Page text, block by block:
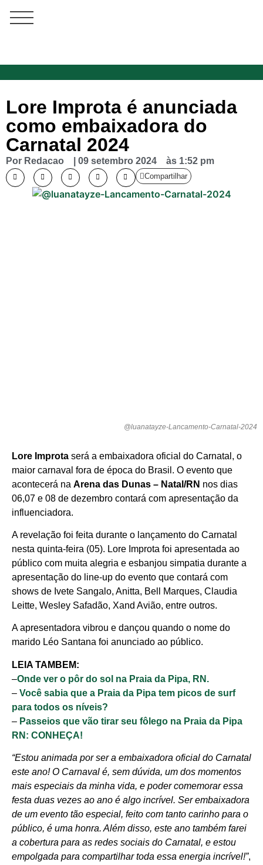
Lore Improta é anunciada
como embaixadora do
Carnatal 2024
Por Redacao 09 setembro 2024 às 1:52 pm
Compartilhar
@luanatayze-Lancamento-Carnatal-2024
Lore Improta será a embaixadora oficial do Carnatal, o
maior carnaval fora de época do Brasil. O evento que
acontecerá na Arena das Dunas – Natal/RN nos dias
06,07 e 08 de dezembro contará com apresentação da
influenciadora.
A revelação foi feita durante o lançamento do Carnatal
nesta quinta-feira (05). Lore Improta foi apresentada ao
público com muita alegria e esbanjou simpatia durante a
apresentação do line-up do evento que contará com
shows de Ivete Sangalo, Anitta, Bell Marques, Claudia
Leitte, Wesley Safadão, Xand Avião, entre outros.
A apresentadora vibrou e dançou quando o nome do
marido Léo Santana foi anunciado ao público.
LEIA TAMBEM:
–Onde ver o pôr do sol na Praia da Pipa, RN.
– Você sabia que a Praia da Pipa tem picos de surf
para todos os níveis?
– Passeios que vão tirar seu fôlego na Praia da Pipa
RN: CONHEÇA!
“Estou animada por ser a embaixadora oficial do Carnatal
este ano! O Carnaval é, sem dúvida, um dos momentos
mais especiais da minha vida, e poder comemorar essa
festa duas vezes ao ano é algo incrível. Ser embaixadora
de um evento tão especial, feito com tanto carinho para o
público, é uma honra. Além disso, este ano também farei
a cobertura para as redes sociais do Carnatal, e estou
empolgada para compartilhar toda essa energia incrível!”,